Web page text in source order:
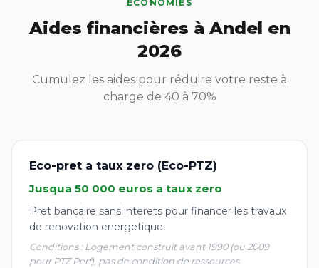
ECONOMIES
Aides financières à Andel en
2026
Cumulez les aides pour réduire votre reste à
charge de 40 à 70%
Eco-pret a taux zero (Eco-PTZ)
Jusqua 50 000 euros a taux zero
Pret bancaire sans interets pour financer les travaux
de renovation energetique.
Conditions : Logement construit avant 1990 (ou 2009
pour PTZ Perf), pas de condition de ressources